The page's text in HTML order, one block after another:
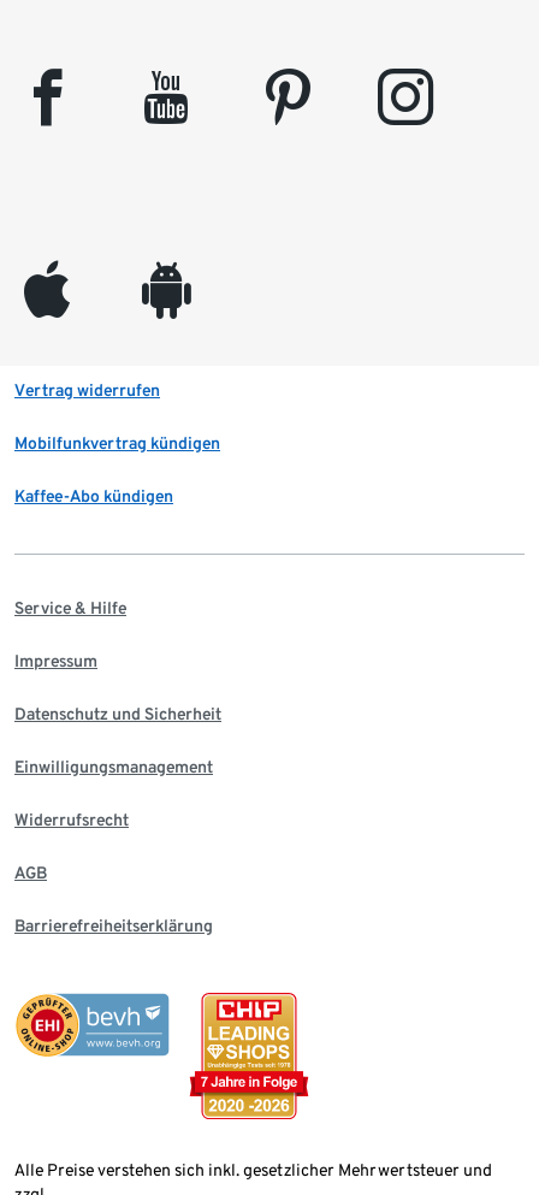
facebook youtube pinterest instagram
appleinc android
Vertrag widerrufen
Mobilfunkvertrag kündigen
Kaffee-Abo kündigen
Service & Hilfe
Impressum
Datenschutz und Sicherheit
Einwilligungsmanagement
Widerrufsrecht
AGB
Barrierefreiheitserklärung
Alle Preise verstehen sich inkl. gesetzlicher Mehrwertsteuer und